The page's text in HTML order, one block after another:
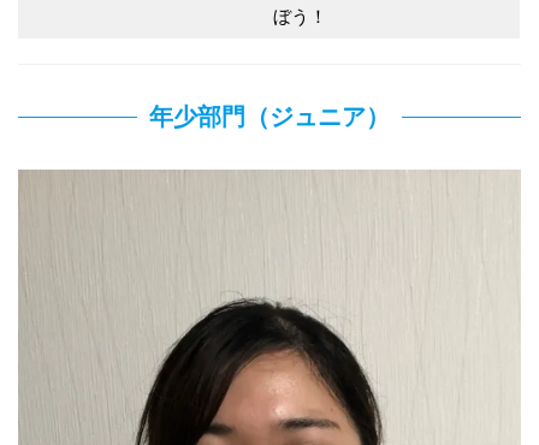
ぼう！
年少部門（ジュニア）